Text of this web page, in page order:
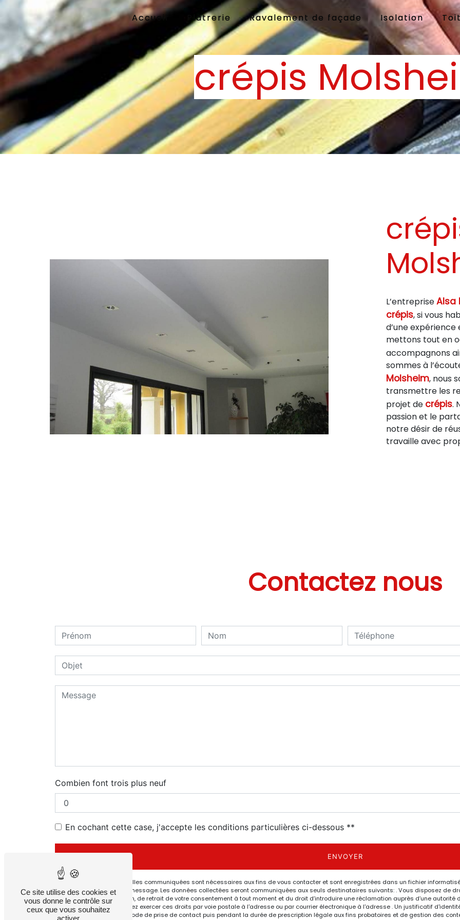
Accueil Plâtrerie Ravalement de façade Isolation
crépis
L’entrepriseAlsa
crépis, si vous
d’une expérience
mettons tout en
accompagnons
sommes à
Molsheim, nous
transmettre les
projet de crépis.
passion et le
notre désir de
travaille avec
Contactez nous
Combien font trois plus neuf
En cochant cette case, j'accepte les conditions particulières ci-dessous **
ENVOYER
** Les données personnelles communiquées sont nécessaires aux fins de vous contacter et sont enregistrées dans un fichier
but de répondre à votre message. Les données collectées seront communiquées aux seuls destinataires suivants: . Vous disposez de
de limitation, d’opposition, de retrait de votre consentement à tout moment et du droit d’introduire une réclamation auprès d’une
post-mortem. Vous pouvez exercer ces droits par voie postale à l'adresse ou par courrier électronique à l'adresse . Un justificatif
données pendant la période de prise de contact puis pendant la durée de prescription légale aux fins probatoires et de gestion des
Panneau de gestion des cookies
Ce site utilise des cookies et
vous donne le contrôle sur
ceux que vous souhaitez
activer